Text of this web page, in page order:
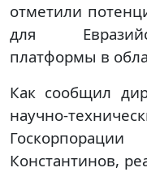
отметили
для
платформы в
Как сообщил
научно-
Константинов,